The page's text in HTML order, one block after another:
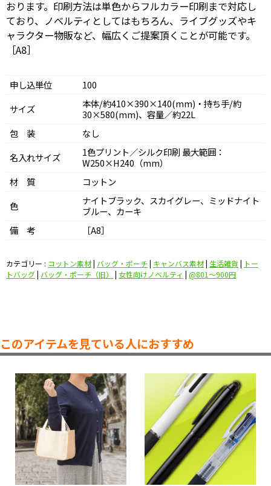
おります。印刷方法は単色からフルカラー印刷まで対応し
ており、ノベルティとしてはもちろん、ライブグッズやキ
ャラクター物販など、幅広くご提案頂くことが可能です。
［A8］
申し込単位
100
サイズ
本体/約410×390×140(mm)・持ち手/約
30×580(mm)、容量／約22L
包 装
なし
名入れサイズ
1色プリント／シルク印刷 最大範囲：
W250×H240（mm）
材 質
コットン
色
ナイトブラック、スカイグレー、ミッドナイト
ブルー、カーキ
備 考
［A8］
カテゴリー : コットン素材| バッグ・ポーチ| キャンバス素材| 生活雑貨| トー
トバッグ| バッグ・ポーチ（旧） | 女性向けノベルティ | @801〜900円
このアイテムを見ている人におすすめ